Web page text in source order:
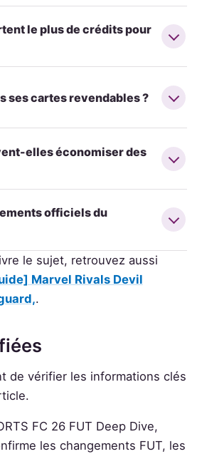
le plus de crédits pour
ses cartes revendables ?
elles économiser des
officiels du
le sujet, retrouvez aussi
Marvel Rivals Devil
.
de vérifier les informations clés
FC 26 FUT Deep Dive,
les changements FUT, les